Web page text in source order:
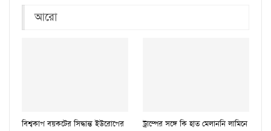
আরো
বিশ্বকাপ বয়কটের সিদ্ধান্ত ইউরোপের
ট্রাম্পের সঙ্গে কি হাত মেলাননি লামিনে